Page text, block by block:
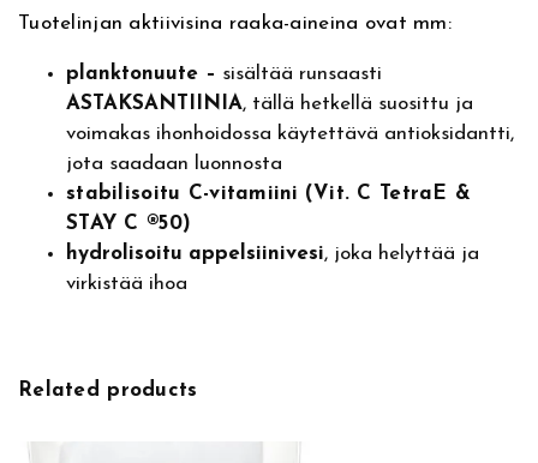
n
d
Tuotelinjan aktiivisina raaka-aineina ovat mm:
planktonuute – sisältää runsaasti
ASTA KSANTIINIA, tällä hetkellä suosittu ja
voimakas ihonhoidossa käytettävä antioksidantti,
jota saadaan luonnosta
stabilisoitu C-vitamiini (Vit. C TetraE &
STAY C ®50)
hydrolisoitu appelsiinivesi, joka helyttää ja
virkistää ihoa
Related products